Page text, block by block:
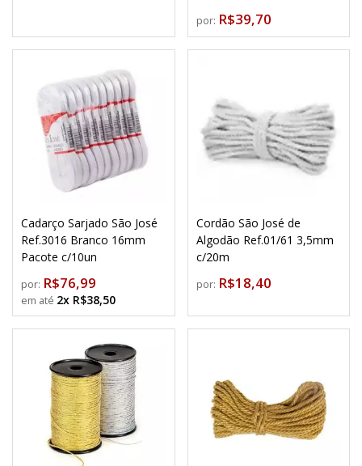
por: R$39,70
Cadarço Sarjado São José
Ref.3016 Branco 16mm
Pacote c/10un
por: R$76,99
2x R$38,50
Cordão São José de
Algodão Ref.01/61 3,5mm
c/20m
por: R$18,40